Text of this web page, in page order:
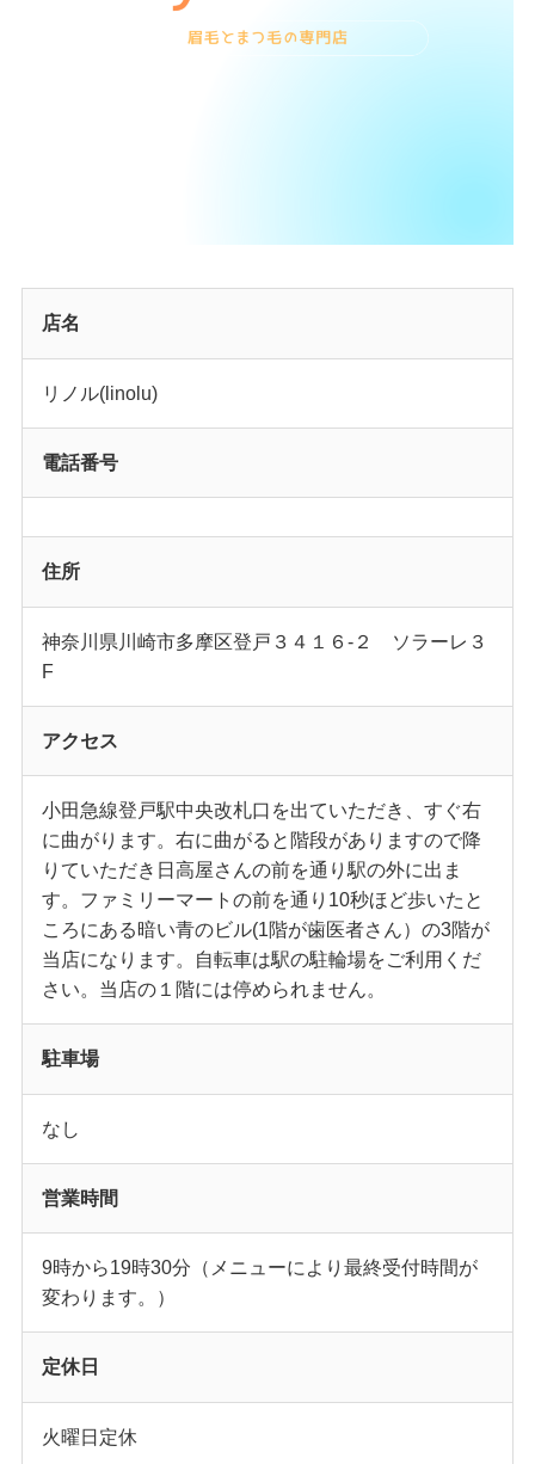
店名
リノル(linolu)
電話番号
住所
神奈川県川崎市多摩区登戸３４１６-２ ソラーレ３
F
アクセス
小田急線登戸駅中央改札口を出ていただき、すぐ右
に曲がります。右に曲がると階段がありますので降
りていただき日高屋さんの前を通り駅の外に出ま
す。ファミリーマートの前を通り10秒ほど歩いたと
ころにある暗い青のビル(1階が歯医者さん）の3階が
当店になります。自転車は駅の駐輪場をご利用くだ
さい。当店の１階には停められません。
駐車場
なし
営業時間
9時から19時30分（メニューにより最終受付時間が
変わります。）
定休日
火曜日定休